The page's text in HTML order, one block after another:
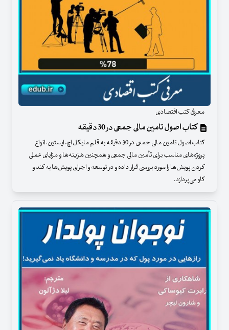
معرفی کتب اقتصادی
کتاب اصول تامین مالی جمعی در 30 دقیقه
کتاب اصول تامین مالی جمعی در 30 دقیقه به قلم مایکل اچ. اپستین، انواع
پروژه‌های مناسب برای تأمین مالی جمعی و همچنین هزینه‌ها و مزایای عملی
کردن پویش‌ها را مورد بررسی قرار داده و در توسعه و اجرای پویش‌ها به کند و
کاو می‌پردازد.